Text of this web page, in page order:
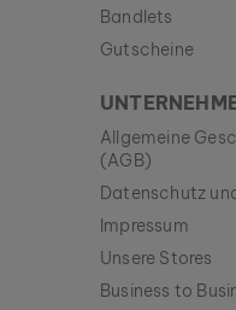
Bandlets
Gutscheine
Allgemeine
(AGB)
Datenschutz
Impressum
Unsere Stores
Business to